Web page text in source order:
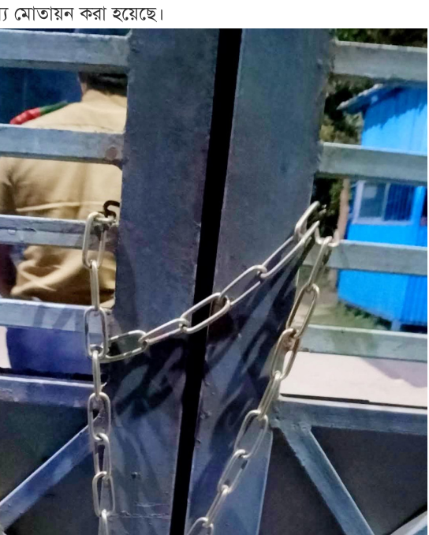
মোতায়ন করা হয়েছে।